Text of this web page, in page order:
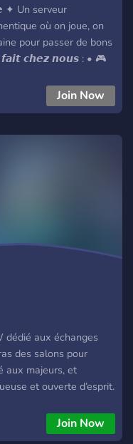
Un serveur
où on joue, on
pour passer de bons
𝙘𝙝𝙚𝙯 𝙣𝙤𝙪𝙨 : • 🎮
pour jouer ou juste
et vraie, sans
Join Now
dédié aux échanges
des salons pour
aux majeurs, et
et ouverte d’esprit.
Join Now